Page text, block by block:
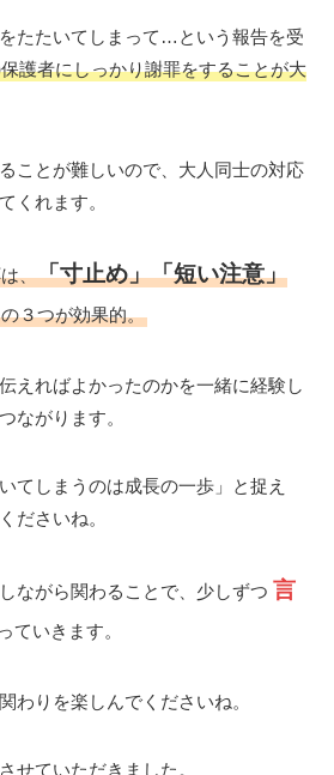
たたいてしまって…という報告を受
護者にしっかり謝罪をすることが大
ことが難しいので、大人同士の対応
くれます。
、「寸止め」「短い注意」
の３つが効果的。
えればよかったのかを一緒に経験し
ながります。
てしまうのは成長の一歩」と捉え
ださいね。
ながら関わることで、少しずつ 言
ていきます。
わりを楽しんでくださいね。
せていただきました。